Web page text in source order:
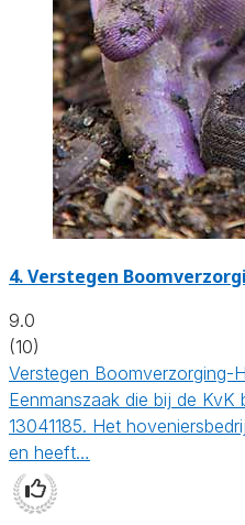
4.Verstegen
9.0
(10)
Verstegen Boomverzorging-
Eenmanszaak die bij de KvK
13041185. Het
en heeft…